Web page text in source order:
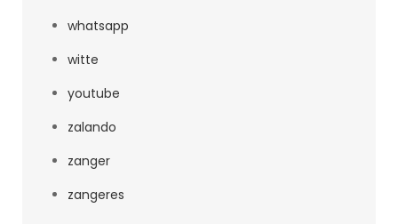
whatsapp
witte
youtube
zalando
zanger
zangeres